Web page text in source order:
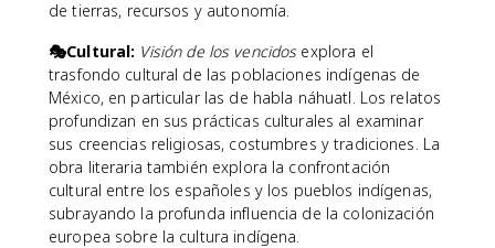
de tierras, recursos y autonomía.
🎭Cultural: Visión de los vencidosexplora el
trasfondo cultural de las poblaciones indígenas de
México, en particular las de habla náhuatl. Los relatos
profundizan en sus prácticas culturales al examinar
sus creencias religiosas, costumbres y tradiciones. La
obra literaria también explora la confrontación
cultural entre los españoles y los pueblos indígenas,
subrayando la profunda influencia de la colonización
europea sobre la cultura indígena.